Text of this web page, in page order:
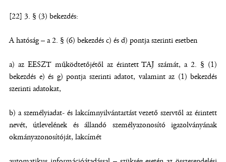
[22] 3. § (3) bekezdés:
A hatóság – a 2. § (6) bekezdés c) és d) pontja szerinti esetben
a) az EESZT működtetőjétől az érintett TAJ számát, a 2. § (1)
bekezdés e) és g) pontja szerinti adatot, valamint az (1) bekezdés
szerinti adatokat,
b) a személyiadat- és lakcímnyilvántartást vezető szervtől az érintett
nevét, útlevelének és állandó személyazonosító igazolványának
okmányazonosítóját, lakcímét